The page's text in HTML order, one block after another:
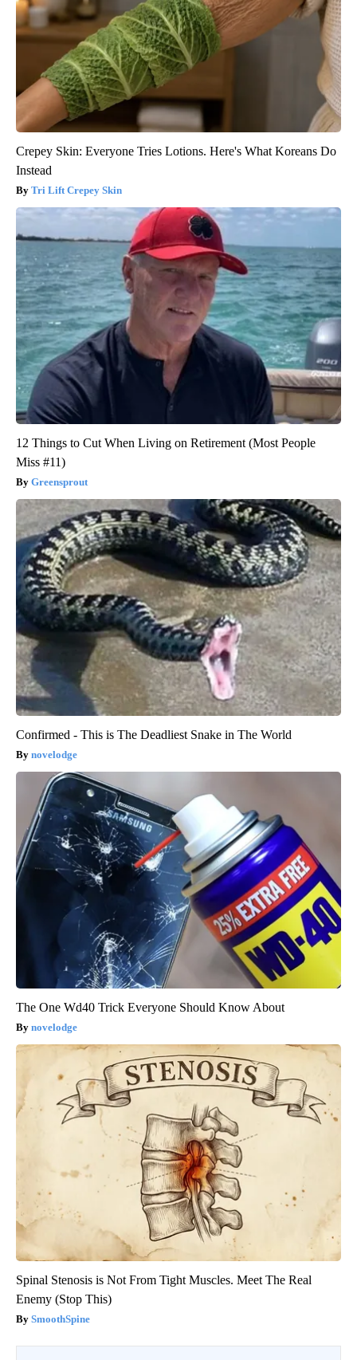
Crepey Skin: Everyone Tries Lotions. Here's What Koreans Do
Instead
Tri Lift Crepey Skin
12 Things to Cut When Living on Retirement (Most People
Miss #11)
Greensprout
Confirmed - This is The Deadliest Snake in The World
novelodge
The One Wd40 Trick Everyone Should Know About
novelodge
Spinal Stenosis is Not From Tight Muscles. Meet The Real
Enemy (Stop This)
SmoothSpine